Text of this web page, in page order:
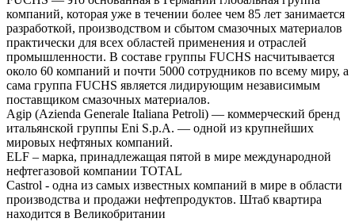
компаний, которая уже в течении более чем 85 лет занимается
разработкой, производством и сбытом смазочных материалов
практически для всех областей применения и отраслей
промышленности. В составе группы FUCHS насчитывается
около 60 компаний и почти 5000 сотрудников по всему миру, а
сама группа FUCHS является лидирующим независимым
поставщиком смазочных материалов.
Agip (Azienda Generale Italiana Petroli) — коммерческий бренд
итальянской группы Eni S.p.A. — одной из крупнейших
мировых нефтяных компаний.
ELF – марка, принадлежащая пятой в мире международной
нефтегазовой компании TOTAL
Castrol - одна из самых известных компаний в мире в области
производства и продажи нефтепродуктов. Штаб квартира
находится в Великобритании